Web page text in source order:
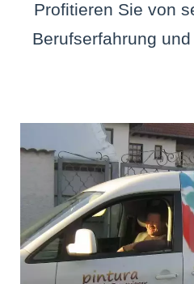
Profitieren Sie von
Berufserfahrung